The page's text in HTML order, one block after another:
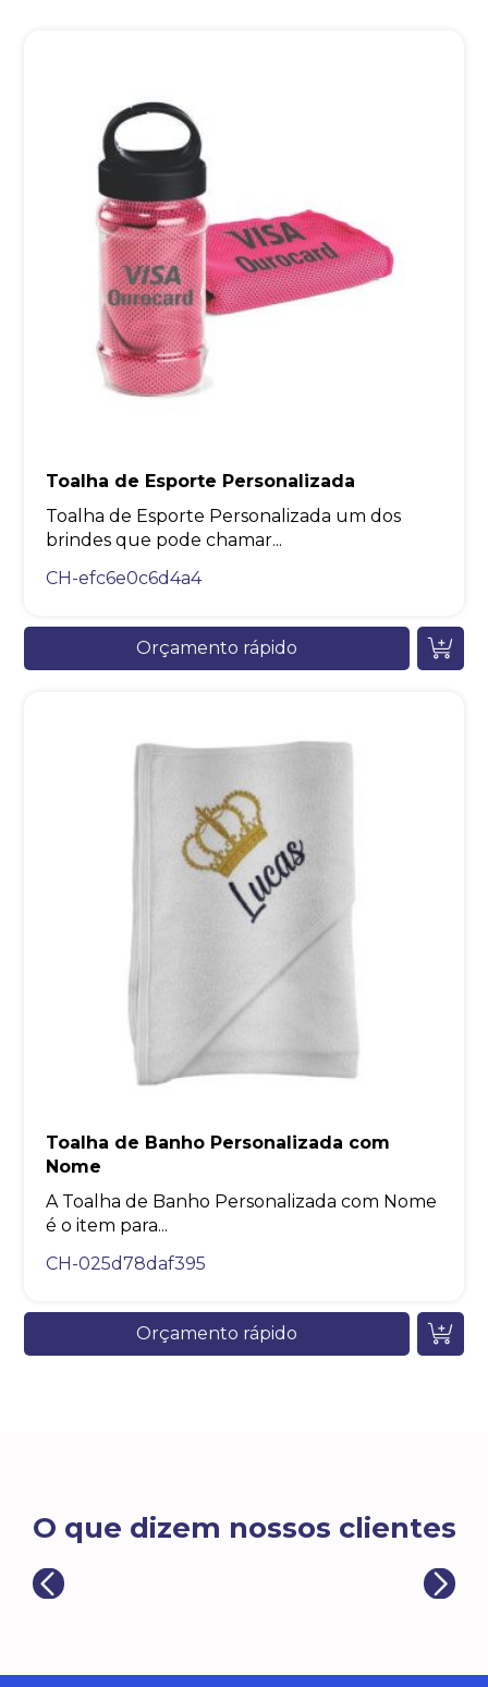
Toalha de Esporte Personalizada
Toalha de Esporte Personalizada um dos
brindes que pode chamar...
CH-efc6e0c6d4a4
Orçamento rápido
Toalha de Banho Personalizada com
Nome
A Toalha de Banho Personalizada com Nome
é o item para...
CH-025d78daf395
Orçamento rápido
O que dizem nossos clientes